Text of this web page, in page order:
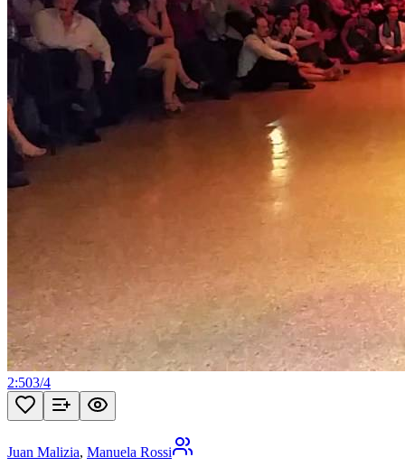
2:503/4
Juan Malizia, Manuela Rossi